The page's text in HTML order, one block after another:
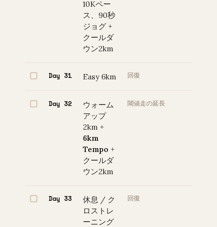
10Kペー
ス、90秒
ジョグ +
クールダ
ウン2km
Day 31 Easy 6km 回復
Day 32
ウォーム
アップ
2km +
6km
Tempo +
クールダ
ウン2km
閾値走の延長
Day 33
休息 / ク
ロストレ
ーニング
回復